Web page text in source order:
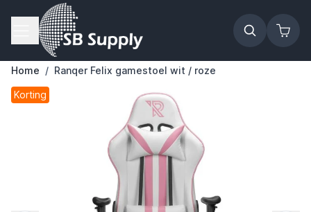
Ga naar de inhoud
Home / Ranqer Felix gamestoel wit / roze
Korting